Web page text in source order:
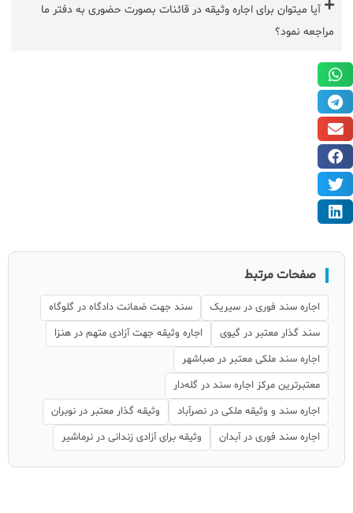
آیا میتوان برای اجاره وثیقه در قائنات بصورت حضوری به دفتر ما
مراجعه نمود؟
صفحات مرتبط
اجاره سند فوری در سیریک
سند جهت ضمانت دادگاه در گلوگاه
سند گذار معتبر در گیوی
اجاره وثیقه جهت آزادی متهم در هنزا
اجاره سند ملکی معتبر در صباشهر
معتبرترین مرکز اجاره سند در گله‌دار
اجاره سند و وثیقه ملکی در نصرآباد
وثیقه گذار معتبر در نوبران
اجاره سند فوری در آبدان
وثیقه برای آزادی زندانی در نرماشیر